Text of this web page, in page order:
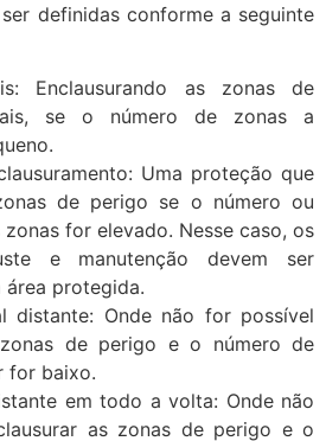
definidas conforme a seguinte
Enclausurando as zonas de
se o número de zonas a
Uma proteção que
de perigo se o número ou
for elevado. Nesse caso, os
e manutenção devem ser
protegida.
distante: Onde não for possível
de perigo e o número de
for baixo.
em todo a volta: Onde não
as zonas de perigo e o